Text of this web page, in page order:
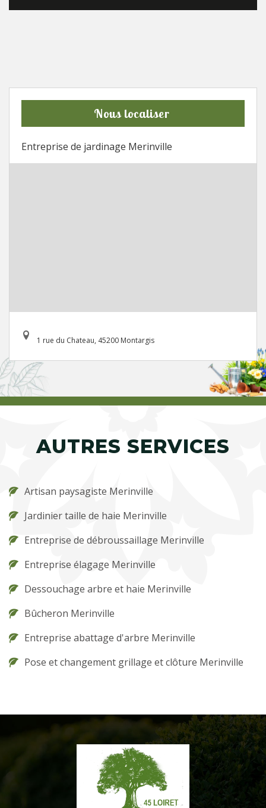
Nous localiser
Entreprise de jardinage Merinville
1 rue du Chateau, 45200 Montargis
AUTRES SERVICES
Artisan paysagiste Merinville
Jardinier taille de haie Merinville
Entreprise de débroussaillage Merinville
Entreprise élagage Merinville
Dessouchage arbre et haie Merinville
Bûcheron Merinville
Entreprise abattage d'arbre Merinville
Pose et changement grillage et clôture Merinville